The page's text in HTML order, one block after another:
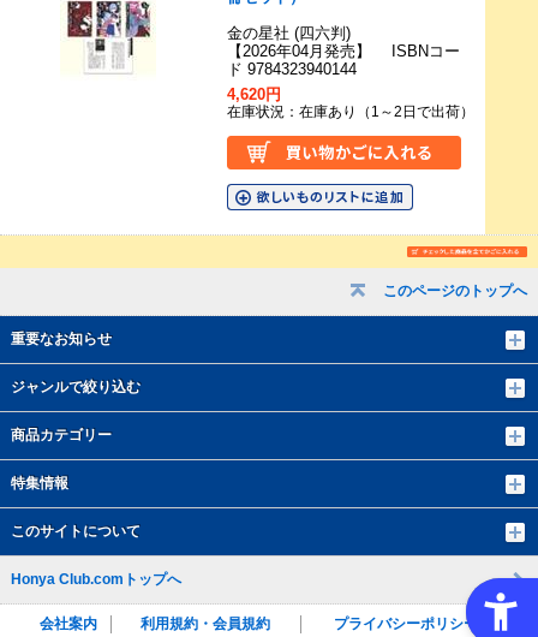
このページのトップへ
重要なお知らせ
ジャンルで絞り込む
商品カテゴリー
特集情報
このサイトについて
金の星社 (四六判)
【2026年04月発売】 ISBNコー
ド 9784323940144
4,620円
在庫状況：在庫あり（1～2日で出荷）
Honya Club.comトップへ
会社案内 利用規約・会員規約 プライバシーポリシー